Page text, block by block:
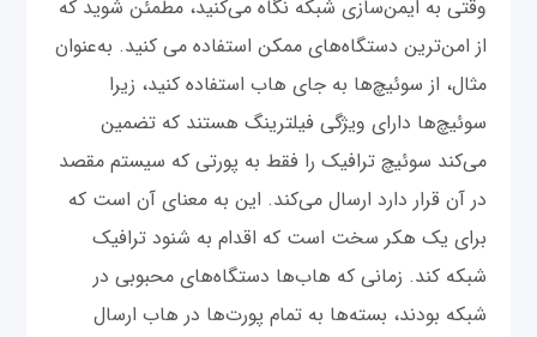
وقتی به ایمن‌سازی شبکه نگاه می‌کنید، مطمئن شوید که
از امن‌ترین دستگاه‌های ممکن استفاده می کنید. به‌عنوان
مثال، از سوئیچ‌ها به جای هاب استفاده کنید، زیرا
سوئیچ‌ها دارای ویژگی فیلترینگ هستند که تضمین
می‌کند سوئیچ ترافیک را فقط به پورتی که سیستم مقصد
در آن قرار دارد ارسال می‌کند. این به معنای آن است که
برای یک هکر سخت است که اقدام به شنود ترافیک
شبکه کند. زمانی که هاب‌ها دستگاه‌های محبوبی در
شبکه بودند، بسته‌ها به تمام پورت‌ها در هاب ارسال